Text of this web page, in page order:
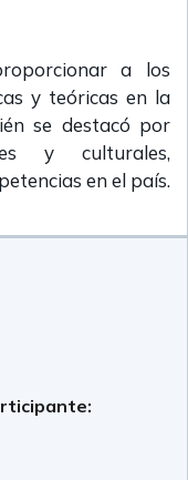
a los
y teóricas en la
se destacó por
y culturales,
en el país.